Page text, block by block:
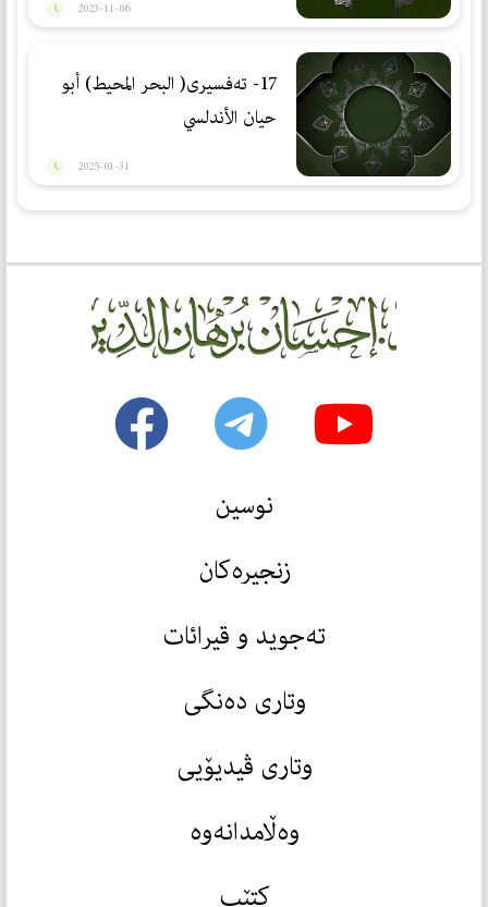
2023-11-06
17- تەفسیری( البحر المحیط) أبو
حيان الأندلسي
2025-01-31
نوسین
زنجیرەکان
تەجوید و قیرائات
وتاری دەنگی
وتاری ڤیدیۆیی
وەڵامدانەوە
کتێب